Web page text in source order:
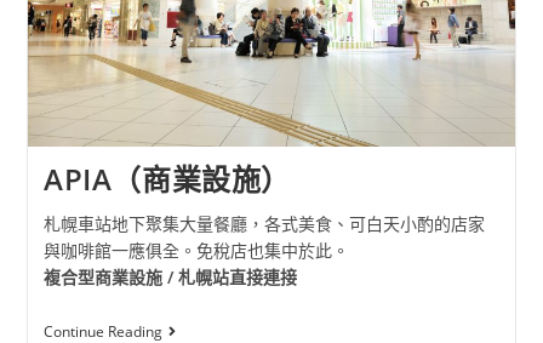
APIA（商業設施）
札幌車站地下聚集大量餐廳，各式美食、可白天小酌的店家
與咖啡館一應俱全。免稅店也集中於此。
複合型商業設施 / 札幌站直接連接
Continue Reading